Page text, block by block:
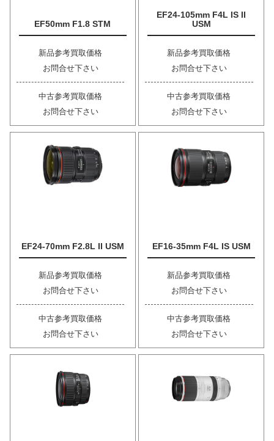
EF50mm F1.8 STM
新品参考買取価格
お問合せ下さい
中古参考買取価格
お問合せ下さい
EF24-105mm F4L IS II
USM
新品参考買取価格
お問合せ下さい
中古参考買取価格
お問合せ下さい
EF24-70mm F2.8L II USM
新品参考買取価格
お問合せ下さい
中古参考買取価格
お問合せ下さい
EF16-35mm F4L IS USM
新品参考買取価格
お問合せ下さい
中古参考買取価格
お問合せ下さい